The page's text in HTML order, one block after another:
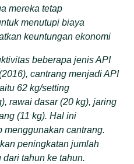
mereka tetap
menutupi biaya
keuntungan ekonomi
beberapa jenis API
cantrang menjadi API
62 kg/setting
rawai dasar (20 kg), jaring
(11 kg). Hal ini
menggunakan cantrang.
peningkatan jumlah
tahun ke tahun.